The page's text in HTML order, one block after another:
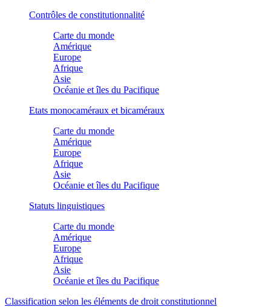
Contrôles de constitutionnalité
Carte du monde
Amérique
Europe
Afrique
Asie
Océanie et îles du Pacifique
Etats monocaméraux et bicaméraux
Carte du monde
Amérique
Europe
Afrique
Asie
Océanie et îles du Pacifique
Statuts linguistiques
Carte du monde
Amérique
Europe
Afrique
Asie
Océanie et îles du Pacifique
Classification selon les éléments de droit constitutionnel